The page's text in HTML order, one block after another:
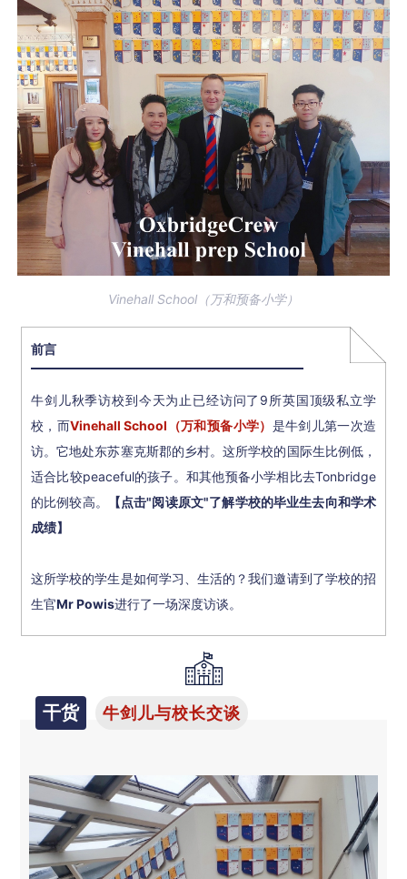
Vinehall School（万和预备小学）
前言
牛剑儿秋季访校到今天为止已经访问了9所英国顶级私立学
校，而Vinehall School（万和预备小学） 是牛剑儿第一次造
访。它地处东苏塞克斯郡的乡村。这所学校的国际生比例低，
适合比较peaceful的孩子。和其他预备小学相比去Tonbridge
的比例较高。
【点击"阅读原文"了解学校的毕业生去向和学术
成绩】
这所学校的学生是如何学习、生活的？我们邀请到了学校的招
生官Mr Powis进行了一场深度访谈。
干货 牛剑儿与校长交谈